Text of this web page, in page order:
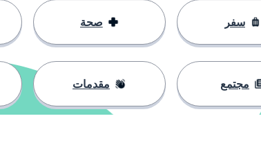
سفر صحة
مجتمع مقدمات